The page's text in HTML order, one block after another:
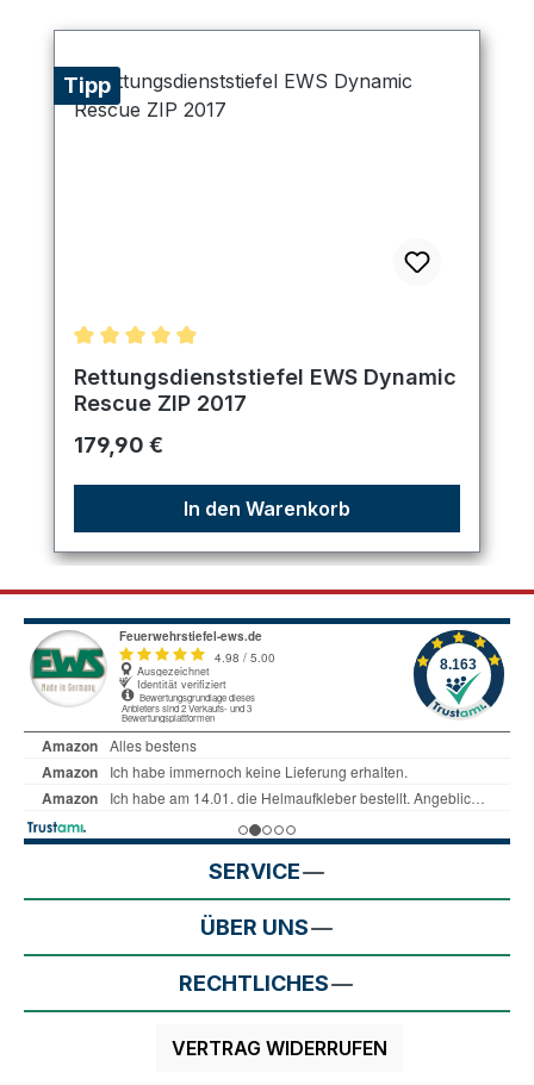
Tipp
Durchschnittliche Bewertung von 4.89 von 5
Rettungsdienststiefel EWS Dynamic
Rescue ZIP 2017
Regulärer Preis:
179,90 €
In den Warenkorb
SERVICE
ÜBER UNS
RECHTLICHES
VERTRAG WIDERRUFEN